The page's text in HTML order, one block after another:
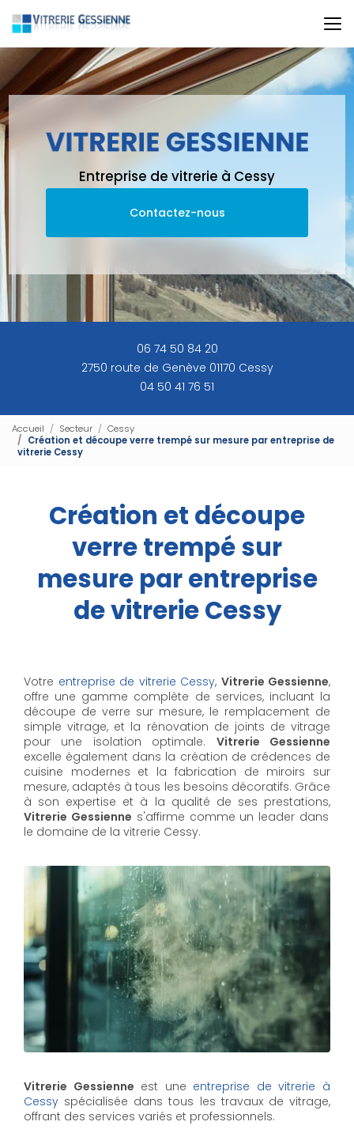
au
contenu
principal
Entreprise de vitrerie à Cessy
Contactez-nous
06 74 50 84 20
2750 route de Genève 01170 Cessy
04 50 41 76 51
Accueil Secteur
Cessy
Création et découpe verre trempé sur mesure par entreprise de
vitrerie Cessy
Création et découpe
verre trempé sur
mesure par entreprise
de vitrerie Cessy
Votre entreprise de vitrerie Cessy, Vitrerie Gessienne,
offre une gamme complète de services, incluant la
découpe de verre sur mesure, le remplacement de
simple vitrage, et la rénovation de joints de vitrage
pour une isolation optimale. Vitrerie Gessienne
excelle également dans la création de crédences de
cuisine modernes et la fabrication de miroirs sur
mesure, adaptés à tous les besoins décoratifs. Grâce
à son expertise et à la qualité de ses prestations,
Vitrerie Gessienne s'affirme comme un leader dans
le domaine de la vitrerie Cessy.
Vitrerie Gessienne est une entreprise de vitrerie à
Cessy spécialisée dans tous les travaux de vitrage,
offrant des services variés et professionnels.